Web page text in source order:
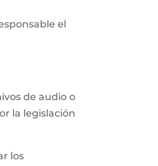
el
de audio o
la legislación
los